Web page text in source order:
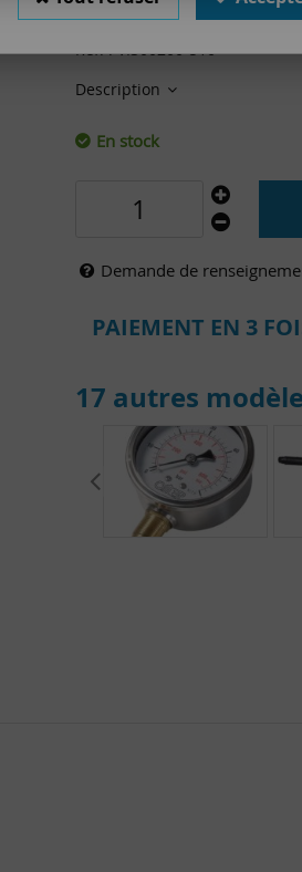
Valable jusqu'à
Réf. :VI300200-510
Description
En stock
Demande de
PAIEMENT EN 3
17 autres